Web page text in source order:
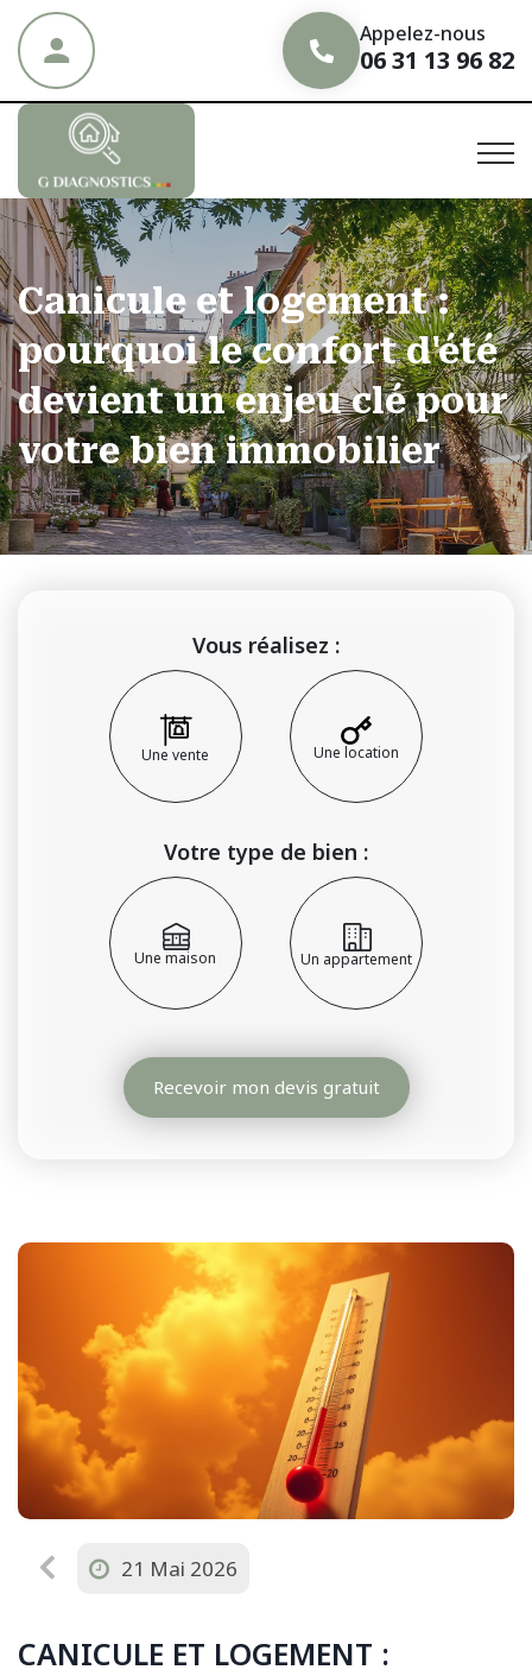
Appelez-nous
06 31 13 96 82
Canicule et logement :
pourquoi le confort d'été
devient un enjeu clé pour
votre bien immobilier
Vous réalisez :
Une vente Une location
Votre type de bien :
Une maison Un appartement
Recevoir mon devis gratuit
21 Mai 2026
CANICULE ET LOGEMENT :